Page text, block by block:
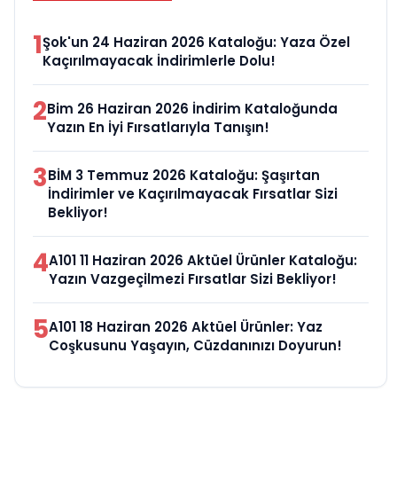
1Şok'un 24 Haziran 2026 Kataloğu: Yaza Özel
Kaçırılmayacak İndirimlerle Dolu!
2Bim 26 Haziran 2026 İndirim Kataloğunda
Yazın En İyi Fırsatlarıyla Tanışın!
3BİM 3 Temmuz 2026 Kataloğu: Şaşırtan
İndirimler ve Kaçırılmayacak Fırsatlar Sizi
Bekliyor!
4A101 11 Haziran 2026 Aktüel Ürünler Kataloğu:
Yazın Vazgeçilmezi Fırsatlar Sizi Bekliyor!
5A101 18 Haziran 2026 Aktüel Ürünler: Yaz
Coşkusunu Yaşayın, Cüzdanınızı Doyurun!